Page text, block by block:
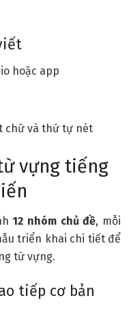
hoặc app
chữ và thứ tự nét
vựng tiếng
12 nhóm chủ đề, mỗi
triển khai chi tiết để
từ vựng.
tiếp cơ bản